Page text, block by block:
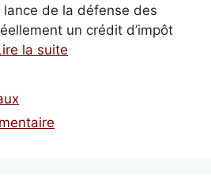
de la défense des
un crédit d’impôt
la suite